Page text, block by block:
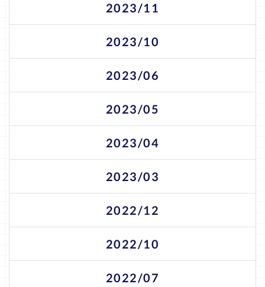
2023/11
2023/10
2023/06
2023/05
2023/04
2023/03
2022/12
2022/10
2022/07